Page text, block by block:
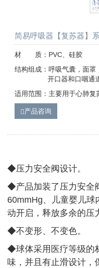
简易呼吸器【复苏器】
材 质：PVC、硅胶
结构组成：呼吸气囊，面罩
开口器和口咽通道
适用范围：主要用于心肺复
产品咨询
◆压力安全阀设计。
◆产品加装了压力安全
60mmHg、儿童婴儿球
动开启，释放多余的压
◆不变形、不变色。
◆球体采用医疗等级的
味，并且有止滑设计，